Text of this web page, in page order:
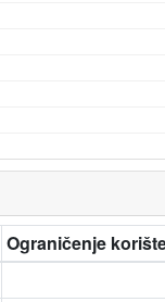
Ograničenje